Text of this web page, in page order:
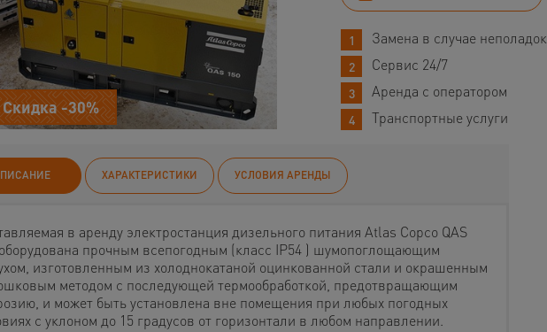
Скидка -30%
Замена в случае неполадок
Сервис 24/7
Аренда с оператором
Транспортные услуги
ХАРАКТЕРИСТИКИ УСЛОВИЯ АРЕНДЫ
в аренду электростанция дизельного питания Atlas Copco QAS
прочным всепогодным (класс IP54 ) шумопоглощающим
изготовленным из холоднокатаной оцинкованной стали и окрашенным
методом с последующей термообработкой, предотвращающим
и может быть установлена вне помещения при любых погодных
с уклоном до 15 градусов от горизонтали в любом направлении.